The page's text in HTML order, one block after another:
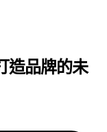
造品牌的未